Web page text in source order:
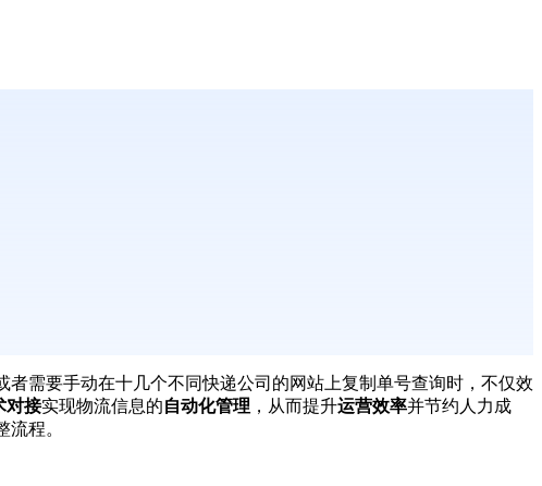
需要手动在十几个不同快递公司的网站上复制单号查询时，不仅效
对接实现物流信息的自动化管理 ，从而提升运营效率并节约人力成
程。